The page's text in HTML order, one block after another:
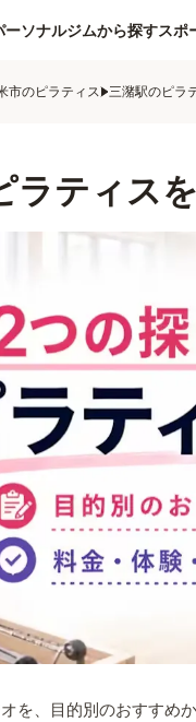
ーソナルジムから探すスポ
市のピラティス 三潴駅のピラ
ラティス
を、目的別のおすすめ